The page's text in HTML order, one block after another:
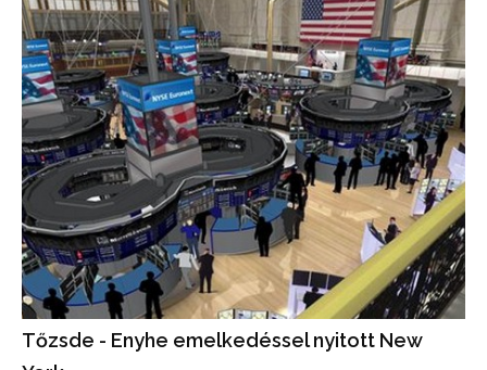
Tőzsde - Enyhe emelkedéssel nyitott New